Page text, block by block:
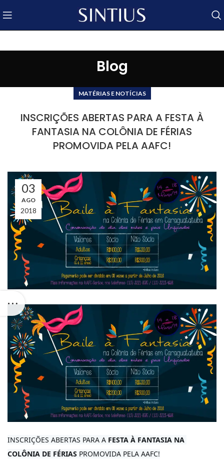
Blog
MATÉRIAS E NOTÍCIAS
INSCRIÇÕES ABERTAS PARA A FESTA À
FANTASIA NA COLÔNIA DE FÉRIAS
PROMOVIDA PELA AAFC!
03
AGO
2018
INSCRIÇÕES ABERTAS PARA A FESTA À FANTASIA NA
COLÔNIA DE FÉRIAS PROMOVIDA PELA AAFC!